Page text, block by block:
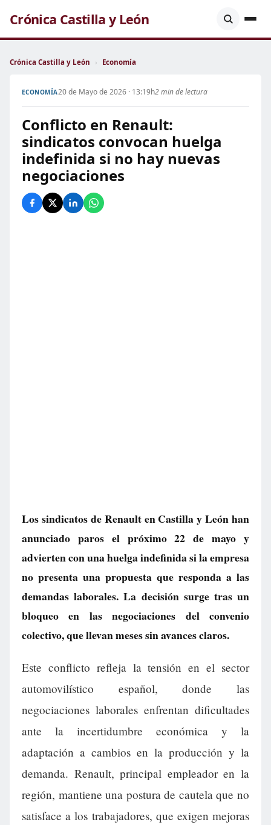
Crónica Castilla y León
Crónica Castilla y León › Economía
ECONOMÍA20 de Mayo de 2026 · 13:19h2 min de lectura
Conflicto en Renault:
sindicatos convocan huelga
indefinida si no hay nuevas
negociaciones
Los sindicatos de Renault en Castilla y León han
anunciado paros el próximo 22 de mayo y
advierten con una huelga indefinida si la empresa
no presenta una propuesta que responda a las
demandas laborales. La decisión surge tras un
bloqueo en las negociaciones del convenio
colectivo, que llevan meses sin avances claros.
Este conflicto refleja la tensión en el sector
automovilístico español, donde las
negociaciones laborales enfrentan dificultades
ante la incertidumbre económica y la
adaptación a cambios en la producción y la
demanda. Renault, principal empleador en la
región, mantiene una postura de cautela que no
satisface a los trabajadores, que exigen mejoras